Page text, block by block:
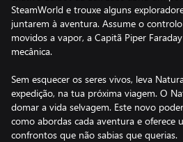
SteamWorld e trouxe alguns
juntarem à aventura. Assume o
movidos a vapor, a Capitã Piper
mecânica.
Sem esquecer os seres vivos, leva
expedição, na tua próxima viagem. O
domar a vida selvagem. Este novo
como abordas cada aventura e oferece
confrontos que não sabias que querias.